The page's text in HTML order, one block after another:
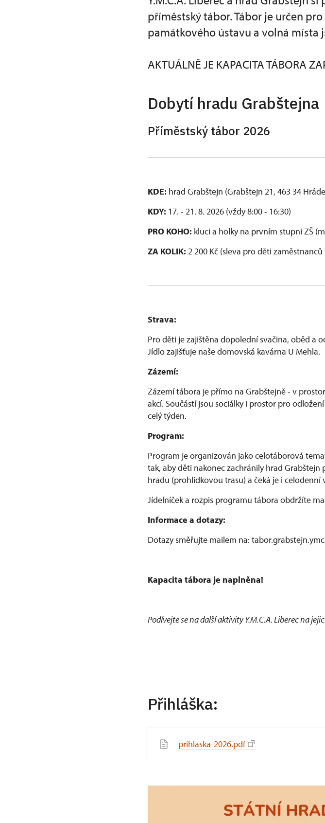
příměstský tábor. Tábor je určen
památkového ústavu a volná místa
AKTUÁLNĚ JE KAPACITA TÁBORA
Dobytí hradu Grabštejna
Příměstský tábor 2026
KDE: hrad Grabštejn (Grabštejn 21, 463 34
KDY: 17. - 21. 8. 2026 (vždy 8:00 - 16:30)
PRO KOHO: kluci a holky na prvním stupni ZŠ
ZA KOLIK: 2 200 Kč (sleva pro děti zaměstnanců
Strava:
Pro děti je zajištěna dopolední svačina, oběd a
Jídlo zajišťuje naše domovská kavárna U Mehla.
Zázemí:
Zázemí tábora je přímo na Grabštejně - v
akcí. Součástí jsou sociálky i prostor pro
celý týden.
Program:
Program je organizován jako celotáborová
tak, aby děti nakonec zachránily hrad
hradu (prohlídkovou trasu) a čeká je i
Jídelníček a rozpis programu tábora obdržíte
Informace a dotazy:
Dotazy směřujte mailem na:
Kapacita tábora je naplněna!
Podívejte se na další aktivity Y.M.C.A. Liberec na
Přihláška:
prihlaska-2026.pdf